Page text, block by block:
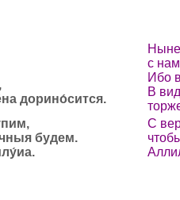
дорино́сится.
с
Ибо
В
будем.
С